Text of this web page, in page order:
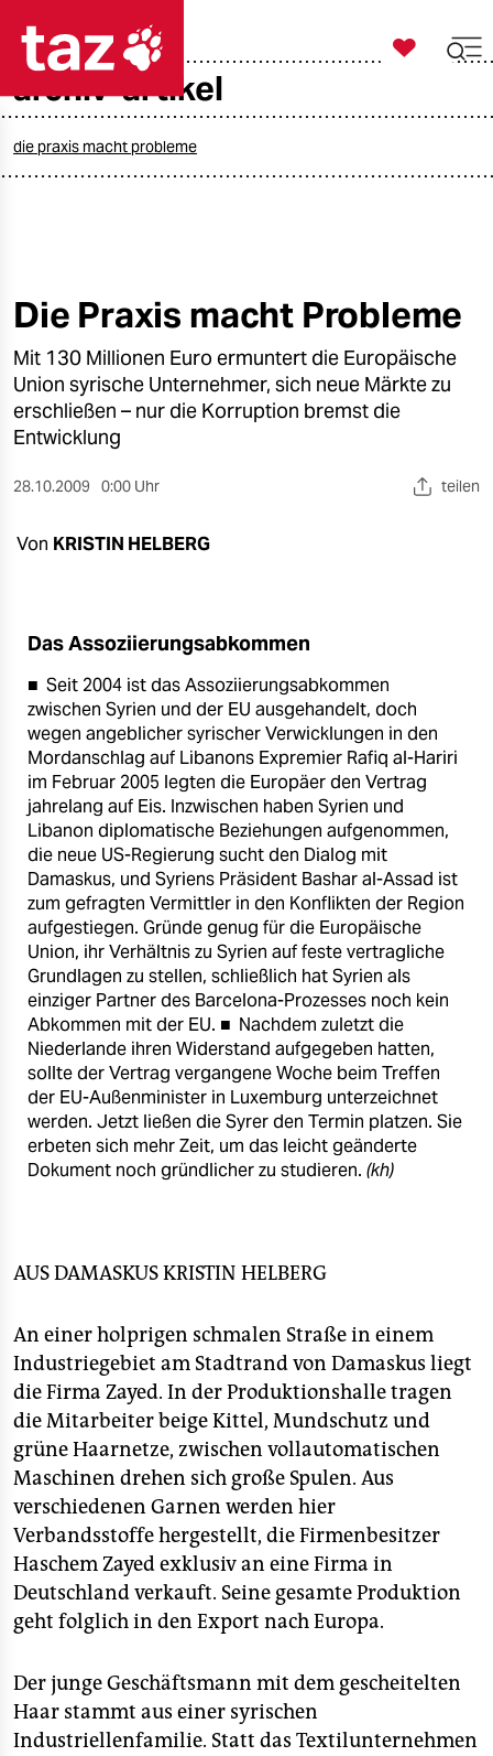
taz zahl ich
öko
gesellschaft
kultur
sport
berlin
nord
verlag
verlag
veranstaltungen
shop
fragen & hilfe
unterstützen
abo
genossenschaft
epaper login

taz zahl ich
archiv-artikel
die praxis macht probleme
Die Praxis macht Probleme
Mit 130 Millionen Euro ermuntert die Europäische
Union syrische Unternehmer, sich neue Märkte zu
erschließen – nur die Korruption bremst die
Entwicklung
28.10.2009 0:00 Uhr teilen
Von KRISTIN HELBERG
Das Assoziierungsabkommen
■ Seit 2004 ist das Assoziierungsabkommen
zwischen Syrien und der EU ausgehandelt, doch
wegen angeblicher syrischer Verwicklungen in den
Mordanschlag auf Libanons Expremier Rafiq al-Hariri
im Februar 2005 legten die Europäer den Vertrag
jahrelang auf Eis. Inzwischen haben Syrien und
Libanon diplomatische Beziehungen aufgenommen,
die neue US-Regierung sucht den Dialog mit
Damaskus, und Syriens Präsident Bashar al-Assad ist
zum gefragten Vermittler in den Konflikten der Region
aufgestiegen. Gründe genug für die Europäische
Union, ihr Verhältnis zu Syrien auf feste vertragliche
Grundlagen zu stellen, schließlich hat Syrien als
einziger Partner des Barcelona-Prozesses noch kein
Abkommen mit der EU. ■ Nachdem zuletzt die
Niederlande ihren Widerstand aufgegeben hatten,
sollte der Vertrag vergangene Woche beim Treffen
der EU-Außenminister in Luxemburg unterzeichnet
werden. Jetzt ließen die Syrer den Termin platzen. Sie
erbeten sich mehr Zeit, um das leicht geänderte
Dokument noch gründlicher zu studieren. (kh)
AUS DAMASKUSKRISTIN HELBERG
An einer holprigen schmalen Straße in einem
Industriegebiet am Stadtrand von Damaskus liegt
die Firma Zayed. In der Produktionshalle tragen
die Mitarbeiter beige Kittel, Mundschutz und
grüne Haarnetze, zwischen vollautomatischen
Maschinen drehen sich große Spulen. Aus
verschiedenen Garnen werden hier
Verbandsstoffe hergestellt, die Firmenbesitzer
Haschem Zayed exklusiv an eine Firma in
Deutschland verkauft. Seine gesamte Produktion
geht folglich in den Export nach Europa.
Der junge Geschäftsmann mit dem gescheitelten
Haar stammt aus einer syrischen
Industriellenfamilie. Statt das Textilunternehmen